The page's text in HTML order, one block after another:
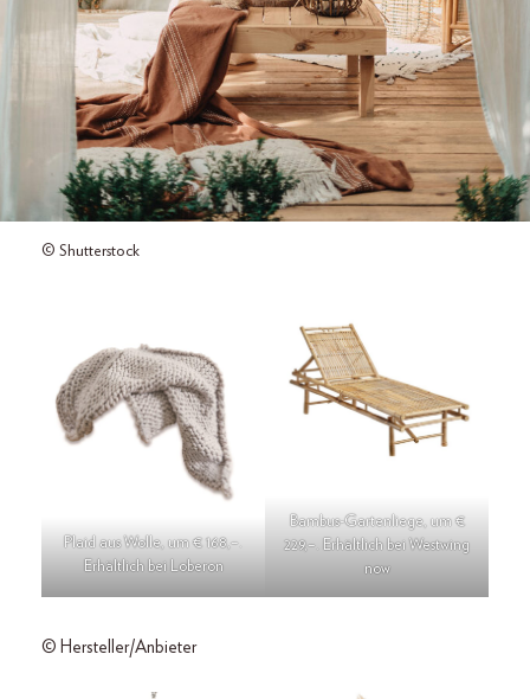
© Shutterstock
Plaid aus Wolle, um € 168,–.
Erhältlich bei Loberon
Bambus-Gartenliege, um €
229,–. Erhältlich bei Westwing
now
© Hersteller/Anbieter